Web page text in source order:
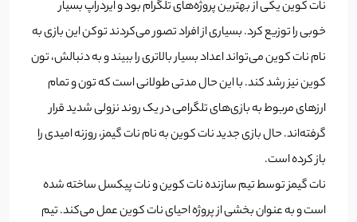
نات کوین یکی از بهترین پروژه‌های تلگرام بود و ایردراپ بسیار
خوبی را توزیع کرد. بسیاری از افراد تصور می‌کردند توکن این بازی به
نام نات کوین می‌تواند اعداد بسیار بالاتری را ببیند و به دنبالش، تون
کوین نیز رشد کند. با این حال مدتی طولانی است که تون و تمام
ارزهای مربوط به بازی‌های تلگرامی در یک روند نزولی شدید قرار
گرفته‌اند. حال بازی جدید نات کوین به نام نات گیمز، روزنه امیدی را
باز کرده است.
نات گیمز توسط تیم سازنده نات کوین و نات پیکسل ساخته شده
است و به عنوان بخشی از پروژه احیای نات کوین عمل می‌کند. تیم